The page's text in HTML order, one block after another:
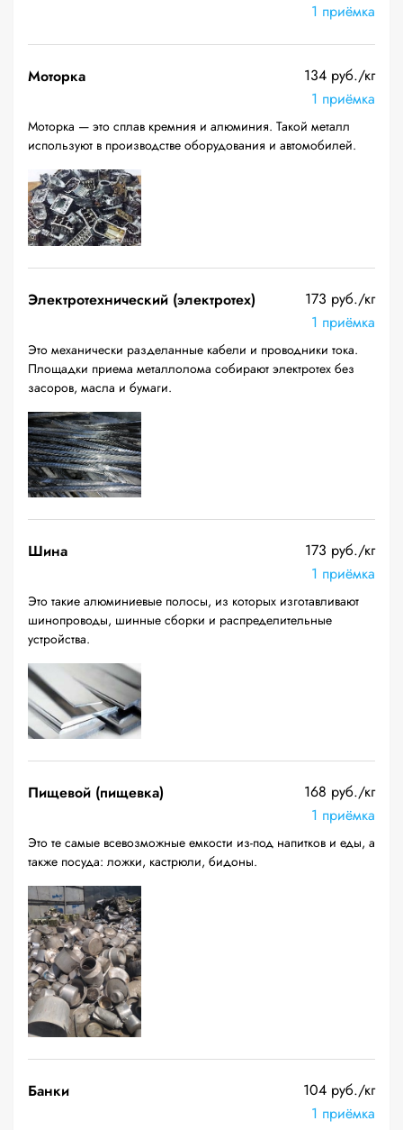
1 приёмка
Моторка
134 руб./кг
1 приёмка
Моторка — это сплав кремния и алюминия. Такой металл
используют в производстве оборудования и автомобилей.
Электротехнический (электротех)
173 руб./кг
1 приёмка
Это механически разделанные кабели и проводники тока.
Площадки приема металлолома собирают электротех без
засоров, масла и бумаги.
Шина
173 руб./кг
1 приёмка
Это такие алюминиевые полосы, из которых изготавливают
шинопроводы, шинные сборки и распределительные
устройства.
Пищевой (пищевка)
168 руб./кг
1 приёмка
Это те самые всевозможные емкости из-под напитков и еды, а
также посуда: ложки, кастрюли, бидоны.
Банки
104 руб./кг
1 приёмка